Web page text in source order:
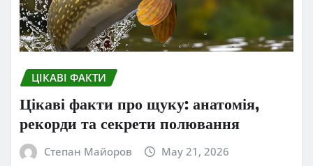
ЦІКАВІ ФАКТИ
Цікаві факти про щуку: анатомія,
рекорди та секрети полювання
Степан Майоров May 21, 2026